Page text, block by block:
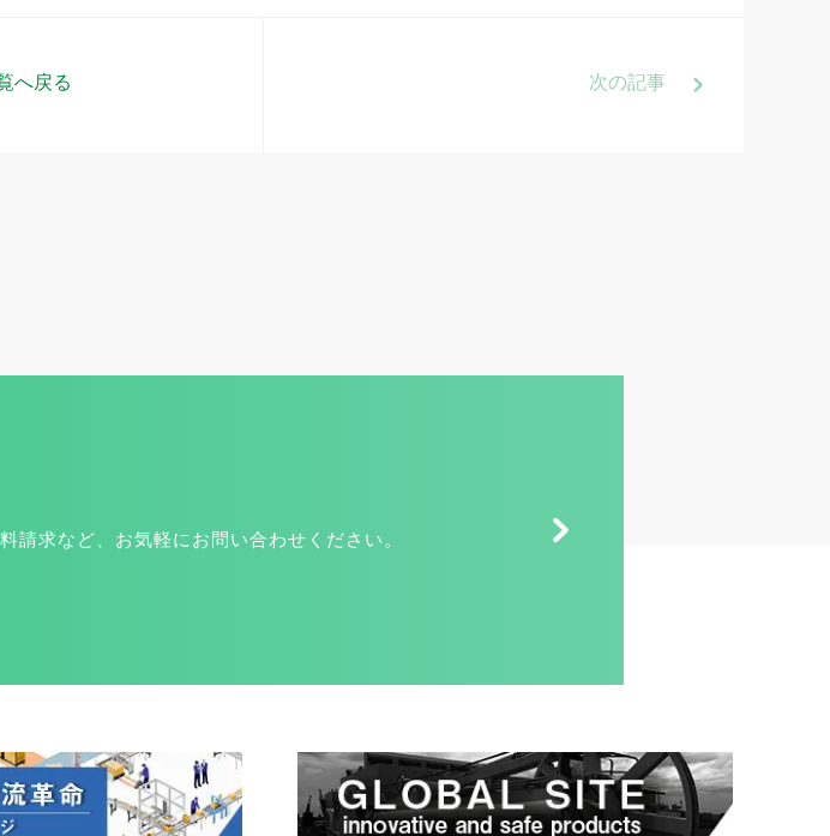
へ戻る 次の記事
請求など、お気軽にお問い合わせください。